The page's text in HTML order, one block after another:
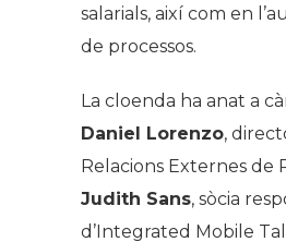
salarials, així com en
de processos.
La cloenda ha anat a
Daniel Lorenzo,
Relacions Externes de
Judith Sans, sòcia
d’Integrated Mobile